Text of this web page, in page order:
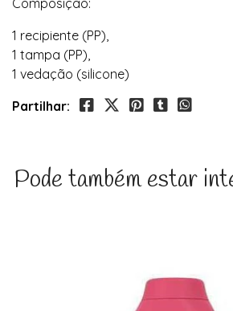
Composição:
1 recipiente (PP),
1 tampa (PP),
1 vedação (silicone)
Partilhar:
Pode também estar